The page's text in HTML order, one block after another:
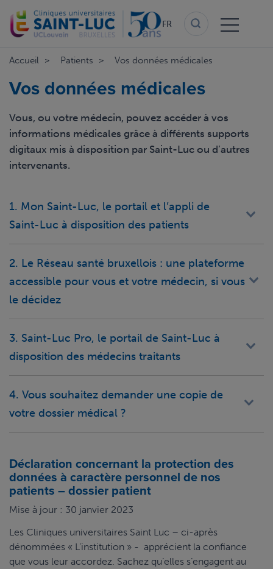
au
contenu
FR
Accueil Patients Vos données médicales
Vos données médicales
Vous, ou votre médecin, pouvez accéder à vos
informations médicales grâce à différents supports
digitaux mis à disposition par Saint-Luc ou d’autres
intervenants.
1. Mon Saint-Luc, le portail et l’appli de
Saint-Luc à disposition des patients
2. Le Réseau santé bruxellois : une plateforme
accessible pour vous et votre médecin, si vous
le décidez
3. Saint-Luc Pro, le portail de Saint-Luc à
disposition des médecins traitants
4. Vous souhaitez demander une copie de
votre dossier médical ?
Déclaration concernant la protection des
données à caractère personnel de nos
patients – dossier patient
Mise à jour : 30 janvier 2023
Les Cliniques universitaires Saint Luc – ci-après
dénommées « L’institution » - apprécient la confiance
que vous leur accordez. Sachez qu’elles s’engagent au